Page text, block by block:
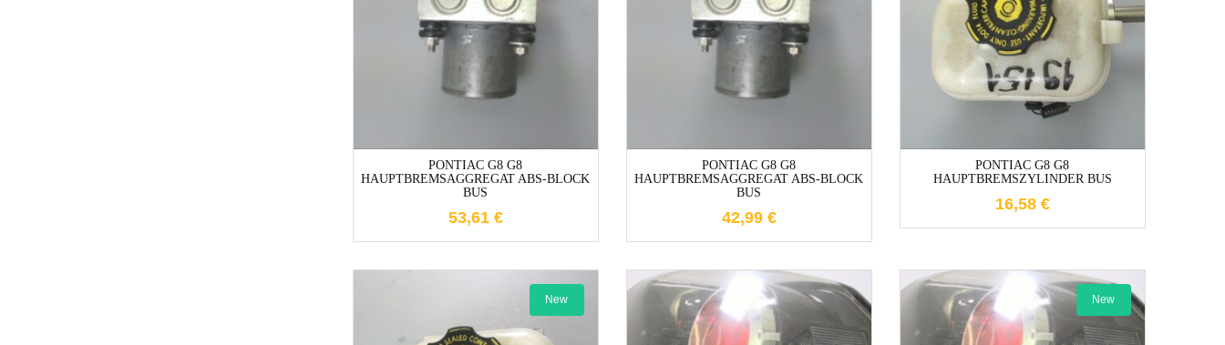
PONTIAC G8 G8
HAUPTBREMSAGGREGAT ABS-BLOCK
BUS
53,61 €
1-3 Werktage
PONTIAC G8 G8
HAUPTBREMSAGGREGAT ABS-BLOCK
BUS
42,99 €
1-3 Werktage
PONTIAC G8 G8
HAUPTBREMSZYLINDER BUS
16,58 €
1-3 Werktage
New New